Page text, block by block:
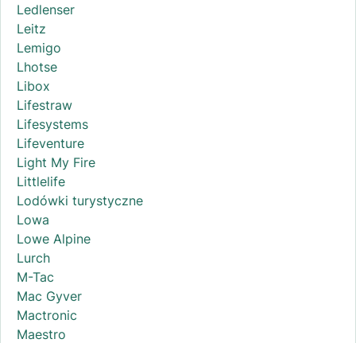
Ledlenser
Leitz
Lemigo
Lhotse
Libox
Lifestraw
Lifesystems
Lifeventure
Light My Fire
Littlelife
Lodówki turystyczne
Lowa
Lowe Alpine
Lurch
M-Tac
Mac Gyver
Mactronic
Maestro